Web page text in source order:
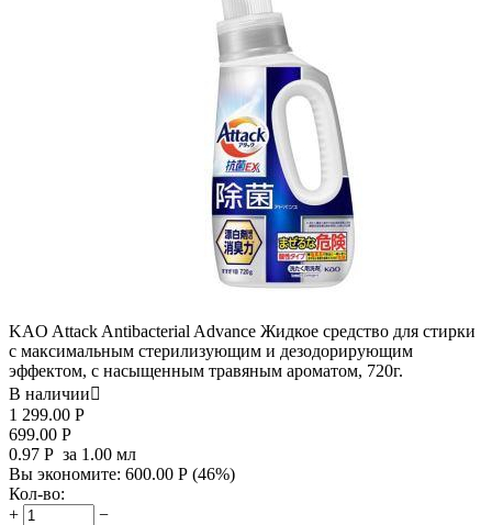
KAO Attack Antibacterial Advance Жидкое средство для стирки
с максимальным стерилизующим и дезодорирующим
эффектом, с насыщенным травяным ароматом, 720г.
В наличии
1 299.00 Р
699.00 Р
0.97 Р за 1.00 мл
Вы экономите: 600.00 Р (46%)
Кол-во:
+
−